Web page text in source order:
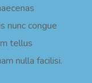
nunc congue
tellus
nulla facilisi.